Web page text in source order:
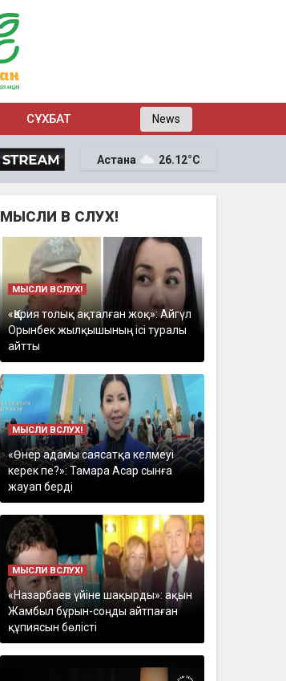
СҰХБАТ News
Астана 26.12°C
МЫСЛИ В СЛУХ!
МЫСЛИ ВСЛУХ!
«Қария толық ақталған жоқ»: Айгүл
Орынбек жылқышының ісі туралы
айтты
МЫСЛИ ВСЛУХ!
«Өнер адамы саясатқа келмеуі
керек пе?»: Тамара Асар сынға
жауап берді
МЫСЛИ ВСЛУХ!
«Назарбаев үйіне шақырды»: ақын
Жамбыл бұрын-соңды айтпаған
құпиясын бөлісті